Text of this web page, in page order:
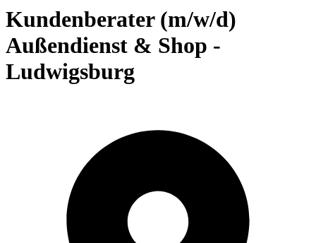
Kundenberater (m/w/d)
Außendienst & Shop -
Ludwigsburg